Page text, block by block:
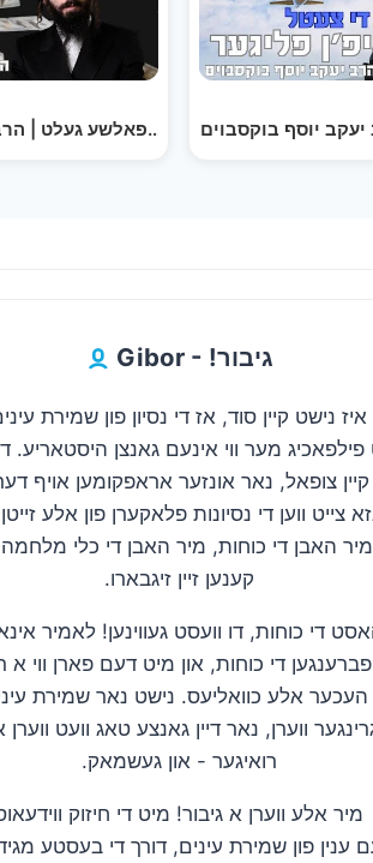
עס איז פאלשע געלט | הרביעקב יוסף בוקסבוים
Gibor - !גיבור
נישט קיין סוד, אז די נסיון פון שמירת
פילפאכיג מער ווי אינעם גאנצן היסטאריע.
צופאל, נאר אונזער אראפקומען אויף
צייט ווען די נסיונות פלאקערן פון אלע
האבן די כוחות, מיר האבן די כלי
.קענען זיין זיגבארו
די כוחות, דו וועסט געווינען! לאמיר
די כוחות, און מיט דעם פארן ווי א
אלע כוואליעס. נישט נאר שמירת
ווערן, נאר דיין גאנצע טאג וועט ווערן
.רואיגער - און געשמאק
מיר אלע ווערן א גיבור! מיט די חיזוק
ענין פון שמירת עינים, דורך די בעסטע